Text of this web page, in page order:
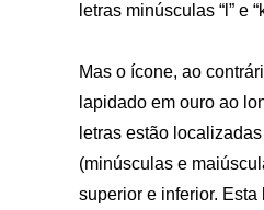
letras minúsculas “l” e
Mas o ícone, ao
lapidado em ouro ao
letras estão
(minúsculas e
superior e inferior.